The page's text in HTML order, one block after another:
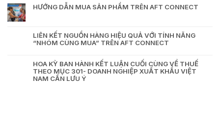
HƯỚNG DẪN MUA SẢN PHẨM TRÊN AFT CONNECT
LIÊN KẾT NGUỒN HÀNG HIỆU QUẢ VỚI TÍNH NĂNG
“NHÓM CÙNG MUA” TRÊN AFT CONNECT
HOA KỲ BAN HÀNH KẾT LUẬN CUỐI CÙNG VỀ THUẾ
THEO MỤC 301- DOANH NGHIỆP XUẤT KHẨU VIỆT
NAM CẦN LƯU Ý